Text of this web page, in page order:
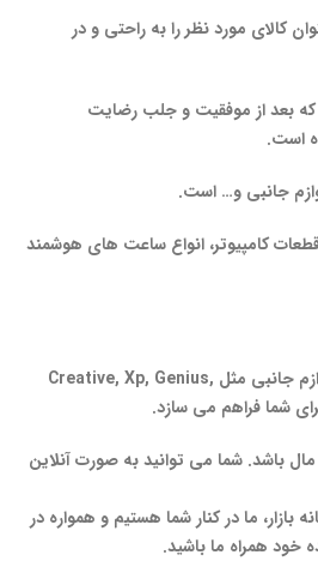
کالای مورد نظر را به راحتی و در
در سال ۱۳۹۵ خدمت به همکاران سراسر کشور را آغاز کرده که بعد از موفقیت و جلب رضایت
است.
جانبی و… است.
قطعات کامپیوتر، انواع ساعت های هوشمند
تجربه خرید اینترنتی برندهای معتبری همچون ASUS ، LENOVO ، SONY ، SAMSUNG ، و چندین برندهای معتبری مثل Linksys, D-link, TP-LINK در بخش شبکه و دیگر در بخش لوازم جانبی مثل Creative, Xp, Genius,
. شما می توانید به صورت آنلاین
ما در کنار شما هستیم و همواره در
خود همراه ما باشید.